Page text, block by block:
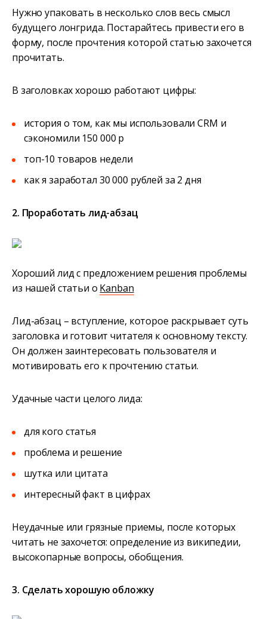
Нужно упаковать в несколько слов весь смысл
будущего лонгрида. Постарайтесь привести его в
форму, после прочтения которой статью захочется
прочитать.
В заголовках хорошо работают цифры:
история о том, как мы использовали CRM и
сэкономили 150 000 р
топ-10 товаров недели
как я заработал 30 000 рублей за 2 дня
2. Проработать лид-абзац
Хороший лид с предложением решения проблемы
из нашей статьи о Kanban
Лид-абзац – вступление, которое раскрывает суть
заголовка и готовит читателя к основному тексту.
Он должен заинтересовать пользователя и
мотивировать его к прочтению статьи.
Удачные части целого лида:
для кого статья
проблема и решение
шутка или цитата
интересный факт в цифрах
Неудачные или грязные приемы, после которых
читать не захочется: определение из википедии,
высокопарные вопросы, обобщения.
3. Сделать хорошую обложку